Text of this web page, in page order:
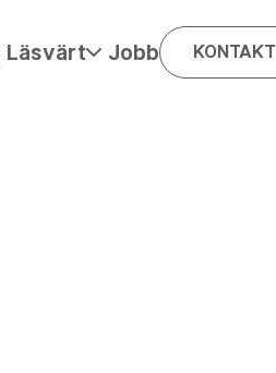
Läsvärt Jobb KONTAKT